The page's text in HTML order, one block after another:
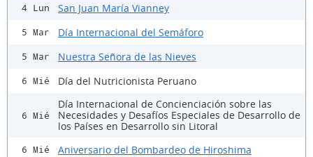
4 Lun San Juan María Vianney
5 Mar Día Internacional del Semáforo
5 Mar Nuestra Señora de las Nieves
6 Mié Día del Nutricionista Peruano
6 Mié
Día Internacional de Concienciación sobre las
Necesidades y Desafíos Especiales de Desarrollo de
los Países en Desarrollo sin Litoral
6 Mié Aniversario del Bombardeo de Hiroshima